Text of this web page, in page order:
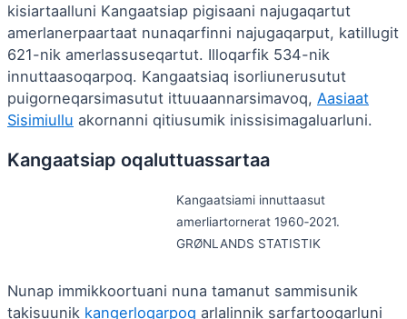
kisiartaalluni Kangaatsiap pigisaani najugaqartut
amerlanerpaartaat nunaqarfinni najugaqarput, katillugit
621-nik amerlassuseqartut. Illoqarfik 534-nik
innuttaasoqarpoq. Kangaatsiaq isorliunerusutut
puigorneqarsimasutut ittuuaannarsimavoq, Aasiaat
Sisimiullu akornanni qitiusumik inissisimagaluarluni.
Kangaatsiap oqaluttuassartaa
Kangaatsiami innuttaasut
amerliartornerat 1960‑2021.
GRØNLANDS STATISTIK
Nunap immikkoortuani nuna tamanut sammisunik
takisuunik kangerloqarpoq arlalinnik sarfartooqarluni